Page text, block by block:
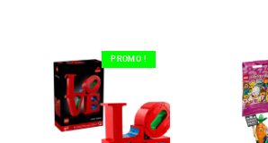
PROMO !